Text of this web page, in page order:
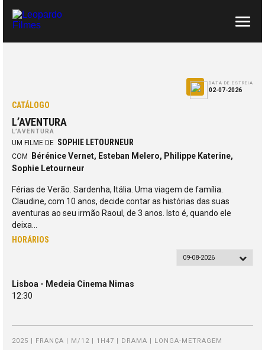
SOBRE NÓS
CONTACTOS
CATÁLOGO
L’AVENTURA
L’AVENTURA
DATA DE ESTREIA
02-07-2026
UM FILME DE SOPHIE LETOURNEUR
COM
Bérénice Vernet, Esteban Melero, Philippe Katerine,
Sophie Letourneur
Férias de Verão. Sardenha, Itália. Uma viagem de família.
Claudine, com 10 anos, decide contar as histórias das suas
aventuras ao seu irmão Raoul, de 3 anos. Isto é, quando ele
deixa…
HORÁRIOS
Lisboa - Medeia Cinema Nimas
12:30
2025 | FRANÇA | M/12 | 1H47 | DRAMA | LONGA-METRAGEM